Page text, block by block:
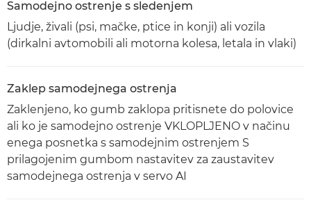
Samodejno ostrenje s sledenjem
Ljudje, živali (psi, mačke, ptice in konji) ali vozila
(dirkalni avtomobili ali motorna kolesa, letala in vlaki)
Zaklep samodejnega ostrenja
Zaklenjeno, ko gumb zaklopa pritisnete do polovice
ali ko je samodejno ostrenje VKLOPLJENO v načinu
enega posnetka s samodejnim ostrenjem S
prilagojenim gumbom nastavitev za zaustavitev
samodejnega ostrenja v servo AI